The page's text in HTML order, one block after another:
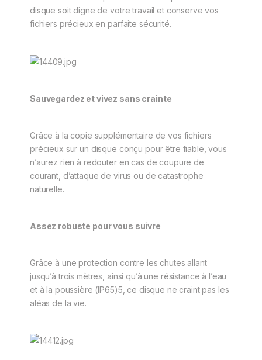
disque soit digne de votre travail et conserve vos
fichiers précieux en parfaite sécurité.
Sauvegardez et vivez sans crainte
Grâce à la copie supplémentaire de vos fichiers
précieux sur un disque conçu pour être fiable, vous
n’aurez rien à redouter en cas de coupure de
courant, d’attaque de virus ou de catastrophe
naturelle.
Assez robuste pour vous suivre
Grâce à une protection contre les chutes allant
jusqu’à trois mètres, ainsi qu’à une résistance à l’eau
et à la poussière (IP65)5, ce disque ne craint pas les
aléas de la vie.